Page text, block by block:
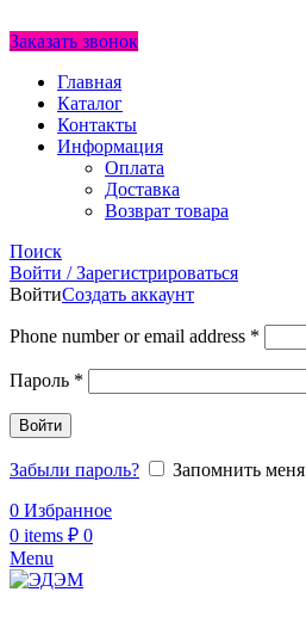
Заказать звонок
Главная
Каталог
Контакты
Информация
Оплата
Доставка
Возврат товара
Поиск
Войти / Зарегистрироваться
ВойтиСоздать аккаунт
Phone number or email address *
Пароль *
Войти
Забыли пароль?
Запомнить меня
0 Избранное
0 items ₽ 0
Menu